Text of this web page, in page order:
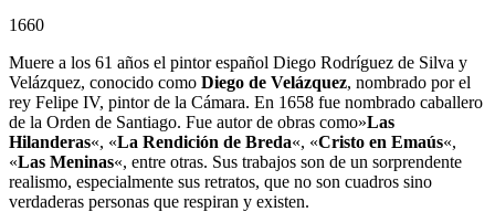
1660
Muere a los 61 años el pintor español Diego Rodríguez de Silva y
Velázquez, conocido como Diego de Velázquez, nombrado por el
rey Felipe IV, pintor de la Cámara. En 1658 fue nombrado caballero
de la Orden de Santiago. Fue autor de obras como»Las
Hilanderas«, «La Rendición de Breda«, «Cristo en Emaús«,
«Las Meninas«, entre otras. Sus trabajos son de un sorprendente
realismo, especialmente sus retratos, que no son cuadros sino
verdaderas personas que respiran y existen.